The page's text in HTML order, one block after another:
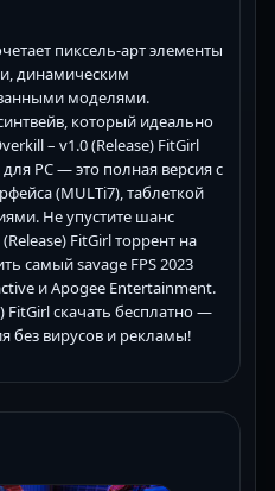
пиксель-арт элементы
динамическим
моделями.
который идеально
– v1.0 (Release) FitGirl
PC — это полная версия с
(MULTi7), таблеткой
Не упустите шанс
FitGirl торрент на
самый savage FPS 2023
и Apogee Entertainment.
FitGirl скачать бесплатно —
без вирусов и рекламы!